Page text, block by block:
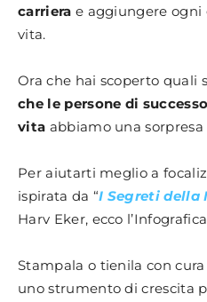
carriera e aggiungere ogni
vita.
Ora che hai scoperto quali
che le persone di
vita abbiamo una sorpresa
Per aiutarti meglio a
ispirata da “I Segreti della
Harv Eker, ecco
Stampala o tienila con
uno strumento di crescita